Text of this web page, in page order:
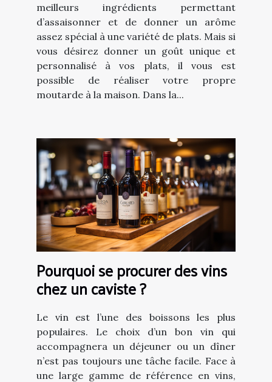
meilleurs ingrédients permettant
d’assaisonner et de donner un arôme
assez spécial à une variété de plats. Mais si
vous désirez donner un goût unique et
personnalisé à vos plats, il vous est
possible de réaliser votre propre
moutarde à la maison. Dans la...
Pourquoi se procurer des vins
chez un caviste ?
Le vin est l’une des boissons les plus
populaires. Le choix d’un bon vin qui
accompagnera un déjeuner ou un dîner
n’est pas toujours une tâche facile. Face à
une large gamme de référence en vins,